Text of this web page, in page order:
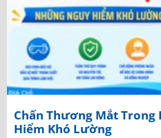
Chấn Thương Mắt
Hiểm Khó Lường